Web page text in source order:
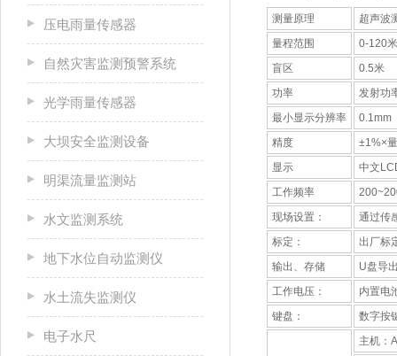
压电雨量传感器
自然灾害监测预警系统
光学雨量传感器
大坝安全监测设备
明渠流量监测站
水文监测系统
地下水位自动监测仪
水土流失监测仪
电子水尺
测量原理
超声波
量程范围
0-120米
盲区
0.5米
功率
发射功
最小显示分辨率
0.1mm
精度
±1%×
显示
中文
工作频率
现场设置：
通过传
标定：
出厂标
输出、存储
U盘导
工作电压：
内置电
键盘：
数字按
主机：